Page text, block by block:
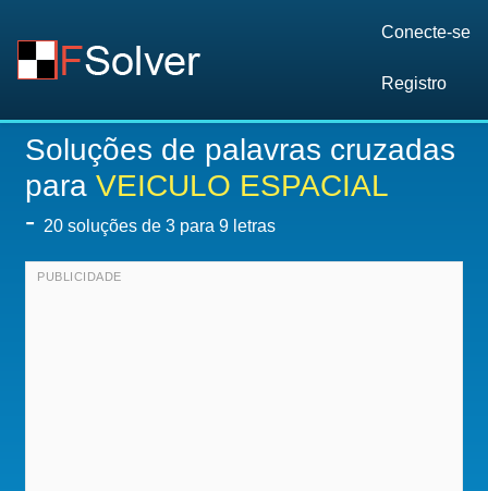
Conecte-se
Registro
Soluções de palavras cruzadas
para VEICULO ESPACIAL
- 20 soluções de 3 para 9 letras